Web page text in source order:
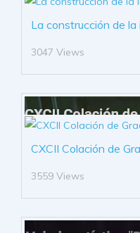
La construcción de
3047 Views
CXCII Colación de
3559 Views